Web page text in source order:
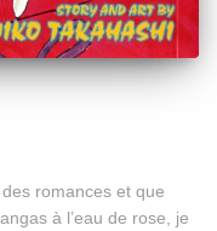
romances et que
à l’eau de rose, je